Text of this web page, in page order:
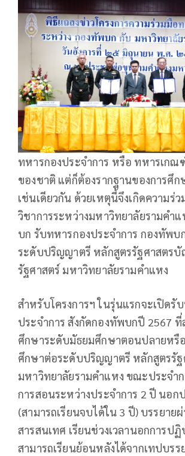
ทหารกองประจำการ หรือ ทหารเกณ
ของชาติ แต่ก็ต้องรากฐานของการศึก
เช่นเดียวกัน ด้วยเหตุนี้จึงเกิดความร่
วิชาการระหว่างมหาวิทยาลัยรามคำ
บก รับทหารกองประจำการ กองทัพบ
ระดับปริญญาตรี หลักสูตรรัฐศาสตร
รัฐศาสตร์ มหาวิทยาลัยรามคำแหง
สำหรับโครงการฯ ในรุ่นแรกจะเปิดรั
ประจำการ สังกัดกองทัพบกปี 2567 ที่
ศึกษาระดับมัธยมศึกษาตอนปลายหรือ
ศึกษาต่อระดับปริญญาตรี หลักสูตรรั
มหาวิทยาลัยรามคำแหง ขณะประจำก
การสอนระหว่างประจำการ 2 ปี นอก
(สามารถเรียนจบได้ใน 3 ปี) บรรยาย
สารสนเทศ เรียนช่วงเวลานอกการป
สามารถเรียนย้อนหลังได้จากเทปบรร